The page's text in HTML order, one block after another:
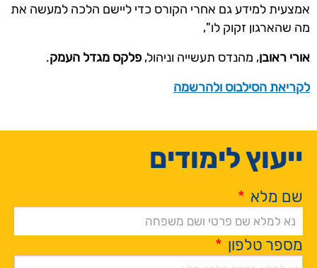
אמצעית למידע גם אחרי הקורס כדי ליישם הלכה למעשה את
מה שהארגון זקוק לו",
אורי ראובן, מהנדס תעשייה וניהול, פלקס מגדל העמק.
לקריאת הסילבוס ולהרשמה
ייעוץ לימודים
שם מלא *
מספר טלפון *